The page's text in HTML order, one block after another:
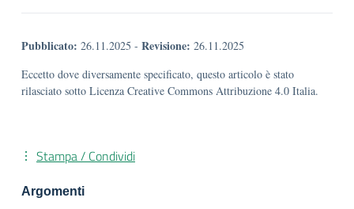
Pubblicato: 26.11.2025 - Revisione: 26.11.2025
Eccetto dove diversamente specificato, questo articolo è stato
rilasciato sotto Licenza Creative Commons Attribuzione 4.0 Italia.
Stampa / Condividi
Argomenti